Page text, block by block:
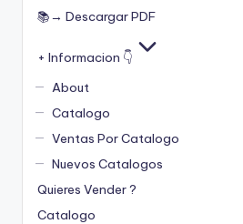
📚→ Descargar PDF
+ Informacion 👇
About
Catalogo
Ventas Por Catalogo
Nuevos Catalogos
Quieres Vender ?
Catalogo